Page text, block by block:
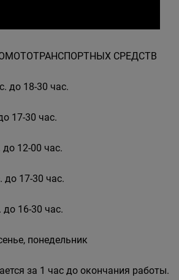
СРЕДСТВ
до 18-30 час.
17-30 час.
12-00 час.
17-30 час.
16-30 час.
понедельник
за 1 час до окончания работы.